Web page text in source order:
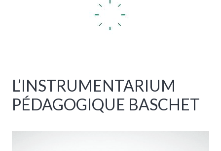
L’INSTRUMENTARIUM
PÉDAGOGIQUE BASCHET